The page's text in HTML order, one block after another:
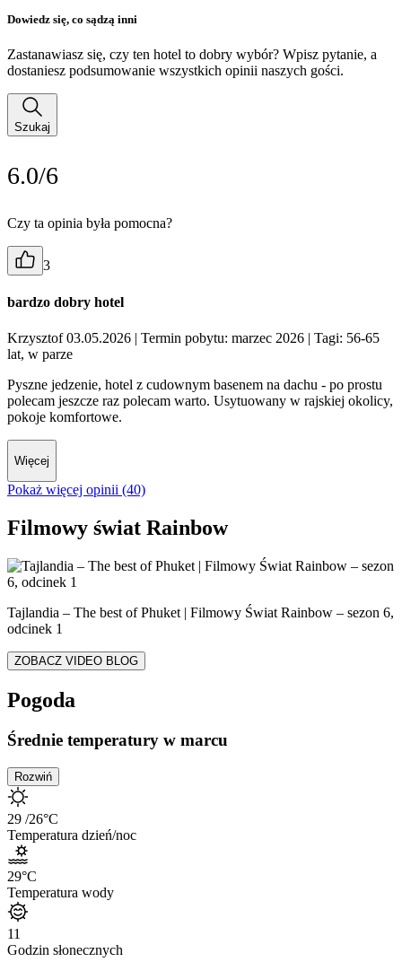
Dowiedz się, co sądzą inni
Zastanawiasz się, czy ten hotel to dobry wybór? Wpisz pytanie, a
dostaniesz podsumowanie wszystkich opinii naszych gości.
Szukaj
6.0/6
Czy ta opinia była pomocna?
3
bardzo dobry hotel
Krzysztof 03.05.2026 | Termin pobytu: marzec 2026 | Tagi: 56-65
lat, w parze
Pyszne jedzenie, hotel z cudownym basenem na dachu - po prostu
polecam jeszcze raz polecam warto. Usytuowany w rajskiej okolicy,
pokoje komfortowe.
Więcej
Pokaż więcej opinii (40)
Filmowy świat Rainbow
Tajlandia – The best of Phuket | Filmowy Świat Rainbow – sezon 6,
odcinek 1
ZOBACZ VIDEO BLOG
Pogoda
Średnie temperatury w marcu
Rozwiń
29 /26°C
Temperatura dzień/noc
29°C
Temperatura wody
11
Godzin słonecznych